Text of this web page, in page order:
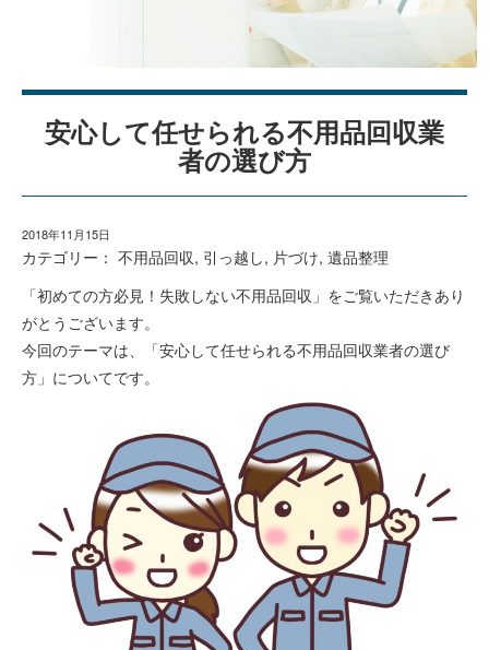
安心して任せられる不用品回収業
者の選び方
2018年11月15日
カテゴリー：不用品回収, 引っ越し, 片づけ,遺品整理
「初めての方必見！失敗しない不用品回収」をご覧いただきあり
がとうございます。
今回のテーマは、「安心して任せられる不用品回収業者の選び
方」についてです。